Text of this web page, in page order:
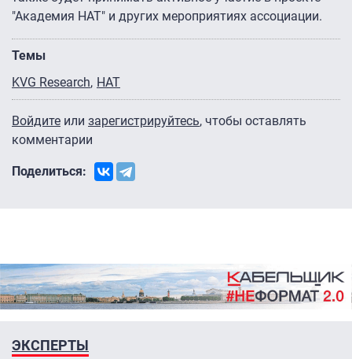
"Академия НАТ" и других мероприятиях ассоциации.
Темы
KVG Research НАТ
Войдите или зарегистрируйтесь, чтобы оставлять
комментарии
Поделиться:
ЭКСПЕРТЫ